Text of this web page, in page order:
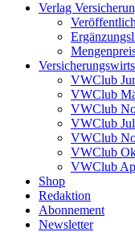
Verlag
VWClub
VWClub
VWClub
VWClub
VWClub
VWClub
VWClub
Shop
Redaktion
Abonnement
Newsletter